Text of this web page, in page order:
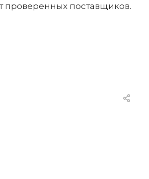
проверенных поставщиков.